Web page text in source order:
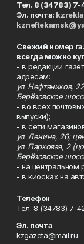
Тел. 8 (34783)
Эл. почта:
Свежий номер
всегда можно
- в редакции
адресам:
ул. Нефтяников,
Берёзовское
- во всех
выпуски);
- в сети
ул. Ленина, 26;
ул. Парковая, 2
Берёзовское
- на центральном
- в киосках на
Телефон
Тел. 8 (34783) 7-
Эл. почта
kzgazeta@mail.ru